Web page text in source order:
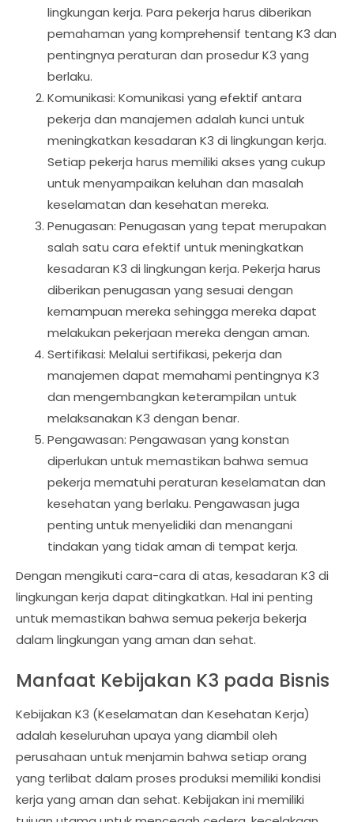
lingkungan kerja. Para pekerja harus diberikan
pemahaman yang komprehensif tentang K3 dan
pentingnya peraturan dan prosedur K3 yang
berlaku.
Komunikasi: Komunikasi yang efektif antara
pekerja dan manajemen adalah kunci untuk
meningkatkan kesadaran K3 di lingkungan kerja.
Setiap pekerja harus memiliki akses yang cukup
untuk menyampaikan keluhan dan masalah
keselamatan dan kesehatan mereka.
Penugasan: Penugasan yang tepat merupakan
salah satu cara efektif untuk meningkatkan
kesadaran K3 di lingkungan kerja. Pekerja harus
diberikan penugasan yang sesuai dengan
kemampuan mereka sehingga mereka dapat
melakukan pekerjaan mereka dengan aman.
Sertifikasi: Melalui sertifikasi, pekerja dan
manajemen dapat memahami pentingnya K3
dan mengembangkan keterampilan untuk
melaksanakan K3 dengan benar.
Pengawasan: Pengawasan yang konstan
diperlukan untuk memastikan bahwa semua
pekerja mematuhi peraturan keselamatan dan
kesehatan yang berlaku. Pengawasan juga
penting untuk menyelidiki dan menangani
tindakan yang tidak aman di tempat kerja.
Dengan mengikuti cara-cara di atas, kesadaran K3 di
lingkungan kerja dapat ditingkatkan. Hal ini penting
untuk memastikan bahwa semua pekerja bekerja
dalam lingkungan yang aman dan sehat.
Manfaat Kebijakan K3 pada Bisnis
Kebijakan K3 (Keselamatan dan Kesehatan Kerja)
adalah keseluruhan upaya yang diambil oleh
perusahaan untuk menjamin bahwa setiap orang
yang terlibat dalam proses produksi memiliki kondisi
kerja yang aman dan sehat. Kebijakan ini memiliki